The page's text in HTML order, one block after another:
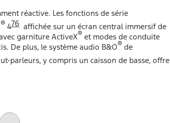
réactive. Les fonctions de série
® 476 affichée sur un écran central immersif de
garniture ActiveX® et modes de conduite
De plus, le système audio B&O® de
parleurs, y compris un caisson de basse, offre